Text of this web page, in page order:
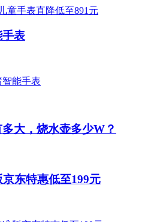
表
大，烧水壶多少W？
东特惠低至199元